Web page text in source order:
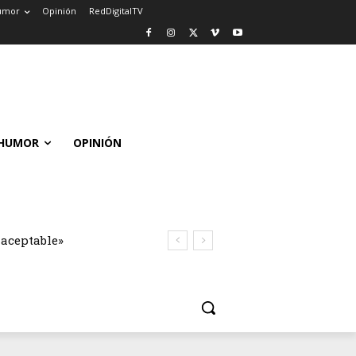
Opinión RedDigitalTV
OPINIÓN